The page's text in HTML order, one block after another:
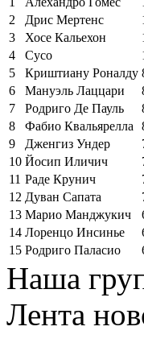
2
Дрис Мертенс
3
Хосе Кальехон
4
Сусо
5
Криштиану Роналду
6
Мануэль Лаццари
7
Родриго Де Пауль
8
Фабио Квальярелла
9
Дженгиз Ундер
10 Йосип Иличич
11 Раде Крунич
12 Дуван Сапата
13 Марио Манджукич
14 Лоренцо Инсинье
15 Родриго Паласио
Наша
Лента